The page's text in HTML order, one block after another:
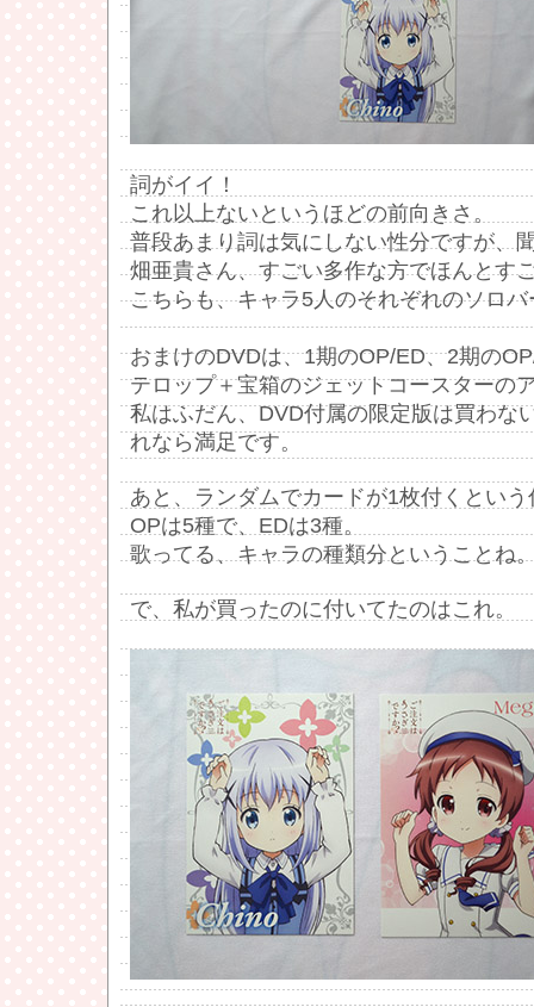
詞がイイ！
これ以上ないというほどの前向きさ。
普段あまり詞は気にしない性分ですが、
畑亜貴さん、すごい多作な方でほんとす
こちらも、キャラ5人のそれぞれのソロ
おまけのDVDは、1期のOP/ED、2期の
テロップ＋宝箱のジェットコースターの
私はふだん、DVD付属の限定版は買わな
れなら満足です。
あと、ランダムでカードが1枚付くという
OPは5種で、EDは3種。
歌ってる、キャラの種類分ということね
で、私が買ったのに付いてたのはこれ。